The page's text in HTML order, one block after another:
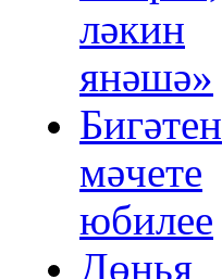
ләкин
янәшә»
Бигәтен
мәчете
юбилее
Дөнья